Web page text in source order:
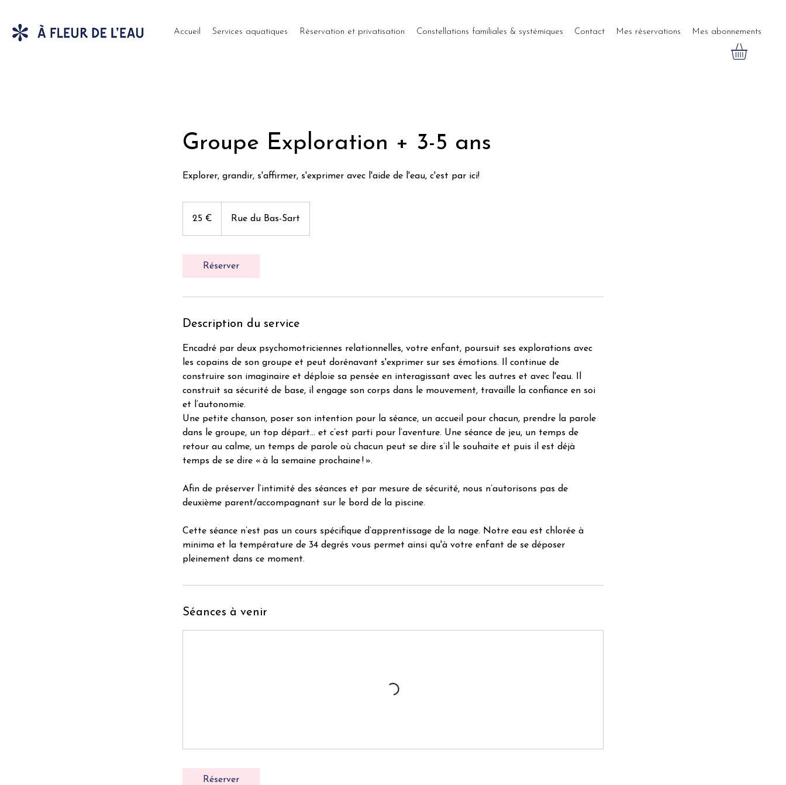
Accueil Services aquatiques Réservation et privatisation Constellations familiales & systémiques Contact Mes réservations Mes abonnements
Groupe Exploration + 3-5 ans
Explorer, grandir, s'affirmer, s'exprimer avec l'aide de l'eau, c'est par ici!
25 € Rue du Bas-Sart
Réserver
Description du service
Encadré par deux psychomotriciennes relationnelles, votre enfant, poursuit ses explorations avec
les copains de son groupe et peut dorénavant s'exprimer sur ses émotions. Il continue de
construire son imaginaire et déploie sa pensée en interagissant avec les autres et avec l'eau. Il
construit sa sécurité de base, il engage son corps dans le mouvement, travaille la confiance en soi
et l’autonomie.
Une petite chanson, poser son intention pour la séance, un accueil pour chacun, prendre la parole
dans le groupe, un top départ… et c’est parti pour l’aventure. Une séance de jeu, un temps de
retour au calme, un temps de parole où chacun peut se dire s’il le souhaite et puis il est déjà
temps de se dire « à la semaine prochaine ! ».
Afin de préserver l’intimité des séances et par mesure de sécurité, nous n’autorisons pas de
deuxième parent/accompagnant sur le bord de la piscine.
Cette séance n’est pas un cours spécifique d’apprentissage de la nage. Notre eau est chlorée à
minima et la température de 34 degrés vous permet ainsi qu'à votre enfant de se déposer
pleinement dans ce moment.
Séances à venir
Réserver